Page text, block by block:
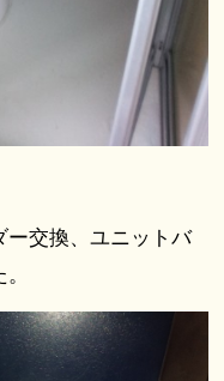
ー交換、ユニットバ